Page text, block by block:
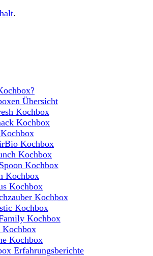
.
Übersicht
Kochbox
Kochbox
Kochbox
Kochbox
Kochbox
Kochbox
Kochbox
Kochbox
Kochbox
Kochbox
Kochbox
Erfahrungsberichte